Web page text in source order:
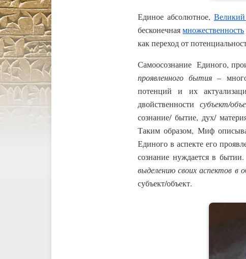
Единое абсолютное,
бесконечнаямножественность
как переход от
Самоосознание Единого,
проявленного бытия –
потенций и их
двойственностисубъект/
сознание/ бытие, дух/
Таким образом, Миф
Единого в аспекте его
сознание нуждается в
выделению своих аспектов в
субъект/объект.